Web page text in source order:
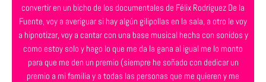
convertir en un bicho de los documentales de Félix Rodríguez De la
Fuente, voy a averiguar si hay algún gilipollas en la sala, a otro le voy
a hipnotizar, voy a cantar con una base musical hecha con sonidos y
como estoy solo y hago lo que me da la gana al igual me lo monto
para que me den un premio (siempre he soñado con dedicar un
premio a mi familia y a todas las personas que me quieren y me